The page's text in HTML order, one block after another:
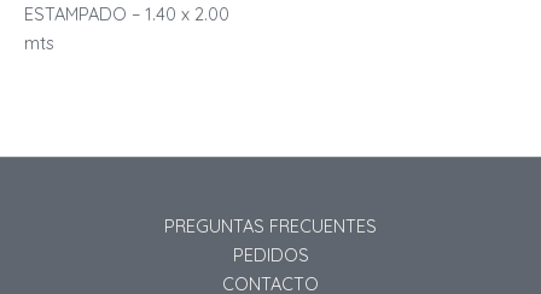
ESTAMPADO – 1.40 x 2.00
mts
PREGUNTAS FRECUENTES
PEDIDOS
CONTACTO